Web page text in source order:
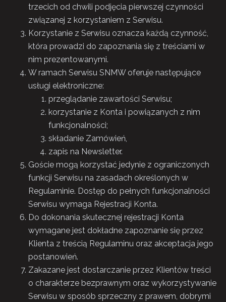
trzecich od chwili podjęcia pierwszej czynności
związanej z korzystaniem z Serwisu.
Korzystanie z Serwisu oznacza każdą czynność,
która prowadzi do zapoznania się z treściami w
nim prezentowanymi.
W ramach Serwisu SNMW oferuje następujące
usługi elektroniczne:
przeglądanie zawartości Serwisu;
korzystanie z Konta i powiązanych z nim
funkcjonalności;
składanie Zamówień,
zapis na Newsletter.
Goście mogą korzystać jedynie z ograniczonych
funkcji Serwisu na zasadach określonych w
Regulaminie. Dostęp do pełnych funkcjonalności
Serwisu wymaga Rejestracji Konta.
Do dokonania skutecznej rejestracji Konta
wymagane jest dokładne zapoznanie się przez
Klienta z treścią Regulaminu oraz akceptacja jego
postanowień.
Zakazane jest dostarczanie przez Klientów treści
o charakterze bezprawnym oraz wykorzystywanie
Serwisu w sposób sprzeczny z prawem, dobrymi